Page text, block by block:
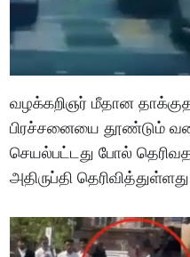
வழக்கறிஞர் மீதான
பிரச்சனையை தூண்டும்
செயல்பட்டது போல்
அதிருப்தி